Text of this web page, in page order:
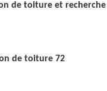
de toiture et
de toiture 72